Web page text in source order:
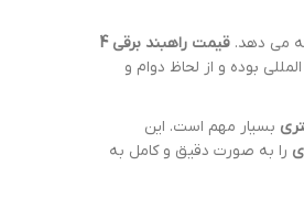
می دهد.
قیمت راهبند برقی 4
بوده و از لحاظ دوام و
بسیار مهم است. این
را به صورت دقیق و کامل به